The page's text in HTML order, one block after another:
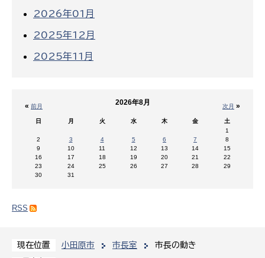
現在位置 小田原市 市長室
市長の動き
2026年01月
2025年12月
2025年11月
« 前月 次月 »
2026年8月
日 月 火 水 木 金
土
1
2
3 4 5 6 7
8
9
10 11 12 13 14
15
16
17 18 19 20 21
22
23
24 25 26 27 28
29
30
31
RSS